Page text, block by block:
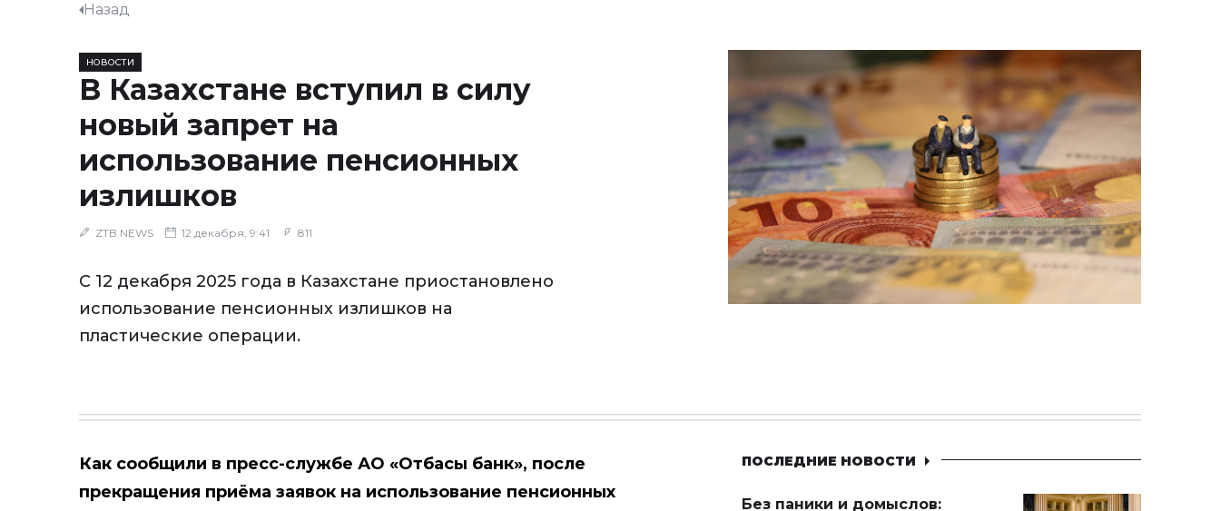
Назад
НОВОСТИ
В Казахстане вступил в силу
новый запрет на
использование пенсионных
излишков
ZTB NEWS 12 декабря, 9:41 811
С 12 декабря 2025 года в Казахстане приостановлено
использование пенсионных излишков на
пластические операции.
Как сообщили в пресс-службе АО «Отбасы банк», после
прекращения приёма заявок на использование пенсионных
ПОСЛЕДНИЕ НОВОСТИ
Без паники и домыслов: